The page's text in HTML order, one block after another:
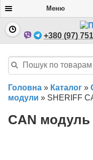
Меню
+380 (97)
Головна » Каталог »
модули » SHERIFF
CAN модуль